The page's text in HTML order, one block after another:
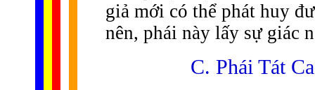
giả mới có thể phát huy
nên, phái này lấy sự giác
C. Phái Tát